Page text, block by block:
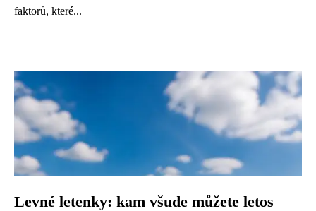
faktorů, které...
Levné letenky: kam všude můžete letos